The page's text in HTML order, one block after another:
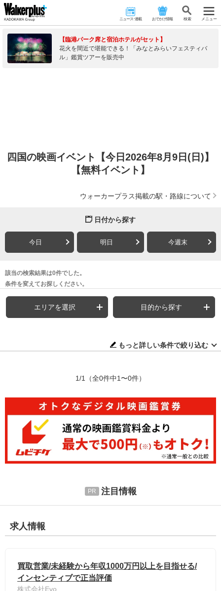
ニュース･連載 おでかけ情報 検 索 メニュー
【臨港パーク席と宿泊ホテルがセット】
花火を間近で堪能できる！「みなとみらいフェスティバ
ル」鑑賞ツアーを販売中
四国の映画イベント【今日2026年8月9日(日)】
【無料イベント】
ウォーカープラス掲載の駅・路線について
日付から探す
今日 明日 今週末
該当の検索結果は0件でした。
条件を変えてお探しください。
エリアを選択 目的から探す
もっと詳しい条件で絞り込む
1/1 （全0件中1〜0件）
注目情報
求人情報
買取営業/未経験から年収1000万円以上を目指せる/
インセンティブで正当評価
株式会社Evo